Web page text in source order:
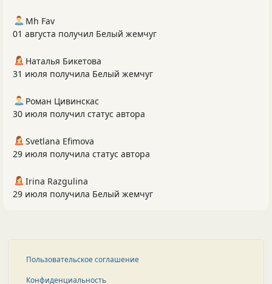
Mh Fav
01 августа получил Белый жемчуг
Наталья Бикетова
31 июля получила Белый жемчуг
Роман Цивинскас
30 июля получил статус автора
Svetlana Efimova
29 июля получила статус автора
Irina Razgulina
29 июля получила Белый жемчуг
Пользовательское соглашение
Конфиденциальность